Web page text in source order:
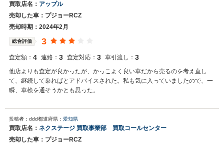
買取店名： アップル
売却した車：プジョーRCZ
売却時期：2024年2月
総合評価 3
査定額： 4 連絡： 3 査定対応： 3 車引渡し： 3
他店よりも査定が良かったが、かっこよく良い車だから売るのを考え直し
て、継続して乗ればとアドバイスされた。私も気に入っていましたので、一
瞬、車検を通そうかとも思った。
投稿者：ddd都道府県： 愛知県
買取店名： ネクステージ 買取事業部 買取コールセンター
売却した車：プジョーRCZ